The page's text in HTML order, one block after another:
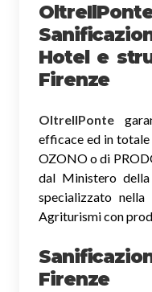
Hotel e
Firenze
OltreIlPonte
efficace ed in
OZONO o di
dal Ministero
specializzato
Agriturismi con
Firenze